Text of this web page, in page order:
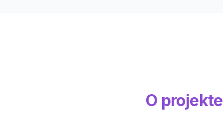
O projekte